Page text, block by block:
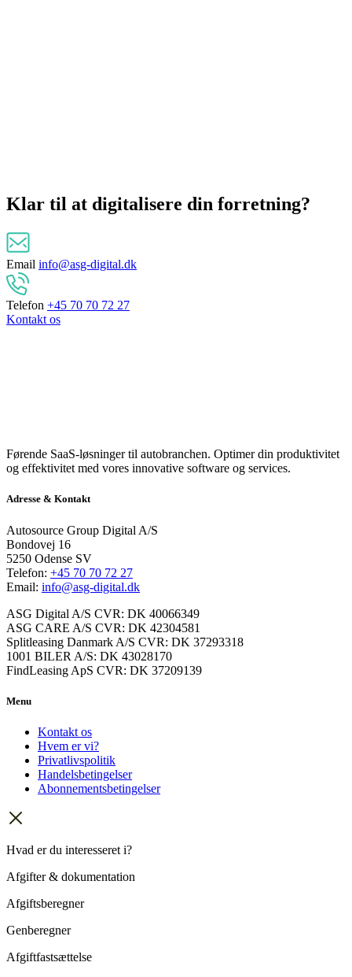
Klar til at digitalisere din forretning?
Email info@asg-digital.dk
Telefon +45 70 70 72 27
Kontakt os
Førende SaaS-løsninger til autobranchen. Optimer din produktivitet
og effektivitet med vores innovative software og services.
Adresse & Kontakt
Autosource Group Digital A/S
Bondovej 16
5250 Odense SV
Telefon: +45 70 70 72 27
Email: info@asg-digital.dk
ASG Digital A/S CVR: DK 40066349
ASG CARE A/S CVR: DK 42304581
Splitleasing Danmark A/S CVR: DK 37293318
1001 BILER A/S: DK 43028170
FindLeasing ApS CVR: DK 37209139
Menu
Kontakt os
Hvem er vi?
Privatlivspolitik
Handelsbetingelser
Abonnementsbetingelser
Hvad er du interesseret i?
Afgifter & dokumentation
Afgiftsberegner
Genberegner
Afgiftfastsættelse